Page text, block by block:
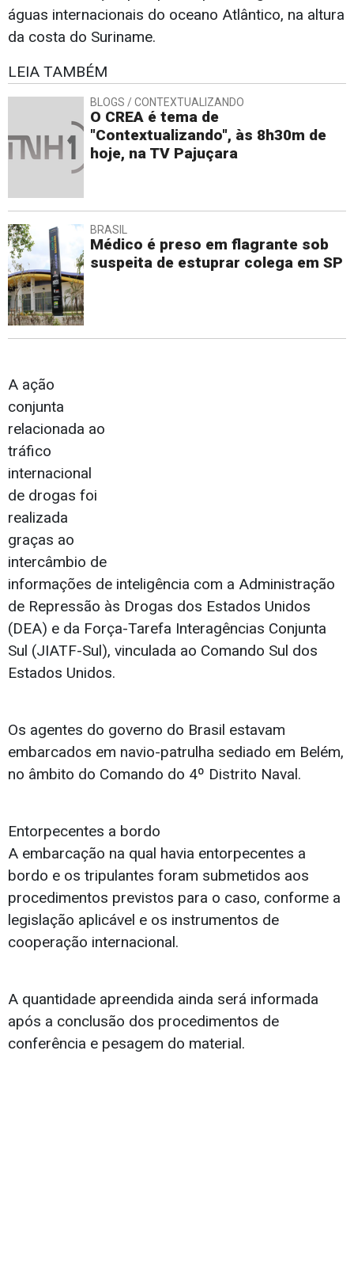
águas internacionais do oceano Atlântico, na altura
da costa do Suriname.
LEIA TAMBÉM
BLOGS / CONTEXTUALIZANDO
O CREA é tema de
"Contextualizando", às 8h30m de
hoje, na TV Pajuçara
BRASIL
Médico é preso em flagrante sob
suspeita de estuprar colega em SP
A ação
conjunta
relacionada ao
tráfico
internacional
de drogas foi
realizada
graças ao
intercâmbio de
informações de inteligência com a Administração
de Repressão às Drogas dos Estados Unidos
(DEA) e da Força-Tarefa Interagências Conjunta
Sul (JIATF-Sul), vinculada ao Comando Sul dos
Estados Unidos.
Os agentes do governo do Brasil estavam
embarcados em navio-patrulha sediado em Belém,
no âmbito do Comando do 4º Distrito Naval.
Entorpecentes a bordo
A embarcação na qual havia entorpecentes a
bordo e os tripulantes foram submetidos aos
procedimentos previstos para o caso, conforme a
legislação aplicável e os instrumentos de
cooperação internacional.
A quantidade apreendida ainda será informada
após a conclusão dos procedimentos de
conferência e pesagem do material.